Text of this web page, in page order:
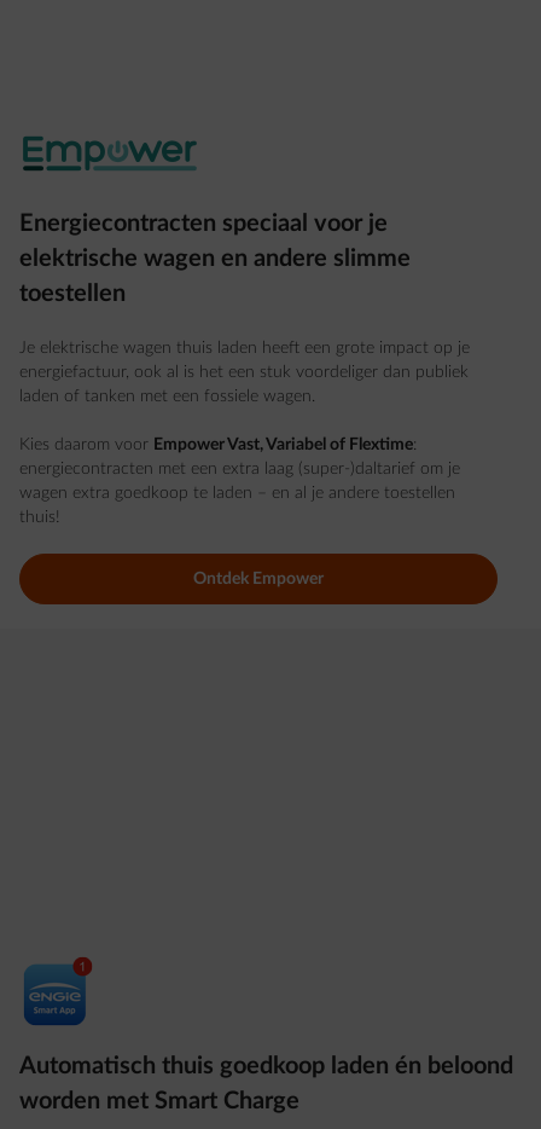
Energiecontracten speciaal voor je
elektrische wagen en andere slimme
toestellen
Je elektrische wagen thuis laden heeft een grote impact op je
energiefactuur, ook al is het een stuk voordeliger dan publiek
laden of tanken met een fossiele wagen.
Kies daarom voor Empower Vast, Variabel of Flextime:
energiecontracten met een extra laag (super-)daltarief om je
wagen extra goedkoop te laden – en al je andere toestellen
thuis!
Ontdek Empower
Automatisch thuis goedkoop laden én beloond
worden met Smart Charge